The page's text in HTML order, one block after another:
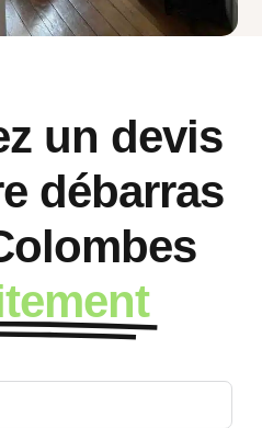
un devis
débarras